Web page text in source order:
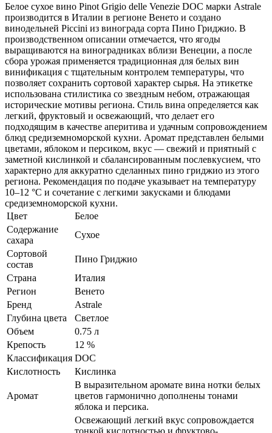
Белое сухое вино Pinot Grigio delle Venezie DOC марки Astrale
производится в Италии в регионе Венето и создано
винодельней Piccini из винограда сорта Пино Гриджио. В
производственном описании отмечается, что ягоды
выращиваются на виноградниках вблизи Венеции, а после
сбора урожая применяется традиционная для белых вин
винификация с тщательным контролем температуры, что
позволяет сохранить сортовой характер сырья. На этикетке
использована стилистика со звездным небом, отражающая
исторические мотивы региона. Стиль вина определяется как
легкий, фруктовый и освежающий, что делает его
подходящим в качестве аперитива и удачным сопровождением
блюд средиземноморской кухни. Аромат представлен белыми
цветами, яблоком и персиком, вкус — свежий и приятный с
заметной кислинкой и сбалансированным послевкусием, что
характерно для аккуратно сделанных пино гриджио из этого
региона. Рекомендация по подаче указывает на температуру
10–12 °С и сочетание с легкими закусками и блюдами
средиземноморской кухни.
Цвет
Белое
Содержание
сахара
Сухое
Сортовой
состав
Пино Гриджио
Страна
Италия
Регион
Венето
Бренд
Astrale
Глубина цвета
Светлое
Объем
0.75 л
Крепость
12 %
Классификация DOC
Кислотность
Кислинка
Аромат
В выразительном аромате вина нотки белых
цветов гармонично дополнены тонами
яблока и персика.
Освежающий легкий вкус сопровождается
тонкой кислотностью и фруктово-